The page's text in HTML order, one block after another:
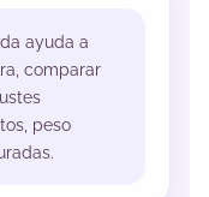
ayuda a
comparar
peso